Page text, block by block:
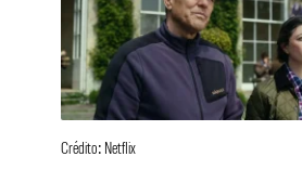
Crédito: Netflix